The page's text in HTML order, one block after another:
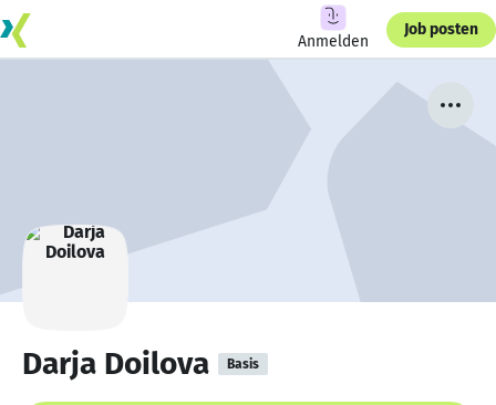
Anmelden
Job posten
Darja Doilova Basis